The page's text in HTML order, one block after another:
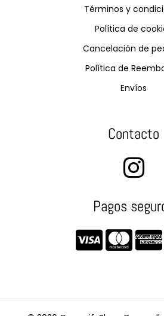
Términos y
Política de
Cancelación de
Política de
Envíos
Contacto
Pagos